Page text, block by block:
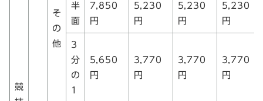
競
そ
の
他
半
面
7,850
円
5,230
円
5,230
円
5,230
円
3
分
の
1
5,650
円
3,770
円
3,770
円
3,770
円